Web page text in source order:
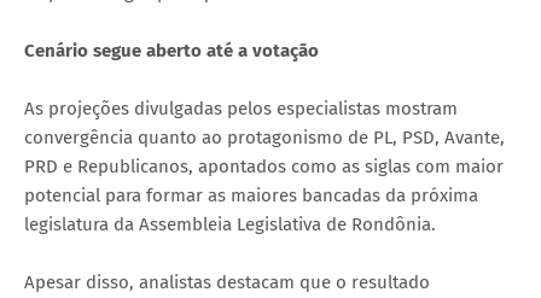
Cenário segue aberto até a votação
As projeções divulgadas pelos especialistas mostram
convergência quanto ao protagonismo de PL, PSD, Avante,
PRD e Republicanos, apontados como as siglas com maior
potencial para formar as maiores bancadas da próxima
legislatura da Assembleia Legislativa de Rondônia.
Apesar disso, analistas destacam que o resultado